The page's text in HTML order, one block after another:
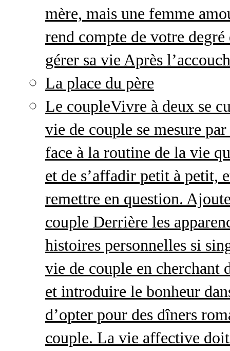
mère, mais une femme
rend compte de votre
gérer sa vie Après
La place du père
Le coupleVivre à deux se
vie de couple se mesure
face à la routine de la vie
et de s’affadir petit à petit,
remettre en question.
couple Derrière les
histoires personnelles si
vie de couple en cherchant
et introduire le bonheur
d’opter pour des dîners
couple. La vie affective